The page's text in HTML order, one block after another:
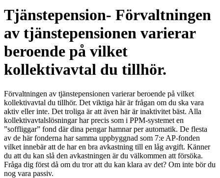
Tjänstepension- Förvaltningen
av tjänstepensionen varierar
beroende på vilket
kollektivavtal du tillhör.
Förvaltningen av tjänstepensionen varierar beroende på vilket
kollektivavtal du tillhör. Det viktiga här är frågan om du ska vara
aktiv eller inte. Det troliga är att även här är inaktivitet bäst. Alla
kollektivavtalslösningar har precis som i PPM-systemet en
”soffliggar” fond där dina pengar hamnar per automatik. De flesta
av de här fonderna har samma uppbyggnad som 7:e AP-fonden
vilket innebär att de har en bra avkastning till en låg avgift. Känner
du att du kan slå den avkastningen är du välkommen att försöka.
Fråga dig först då om du tror att du kan klara av det? Om inte bör du
nog vara passiv.